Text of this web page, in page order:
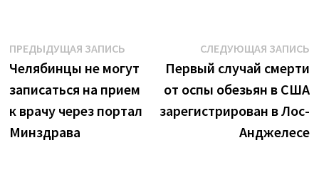
Навигация
по
записям
ПРЕДЫДУЩАЯ ЗАПИСЬПредыдущая
запись:
Челябинцы не могут
записаться на прием
к врачу через портал
Минздрава
СЛЕДУЮЩАЯ ЗАПИСЬ
Первый случай смерти
от оспы обезьян в США
зарегистрирован в Лос-
Анджелесе